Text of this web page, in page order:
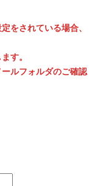
をされている場合、
す。
ルフォルダのご確認